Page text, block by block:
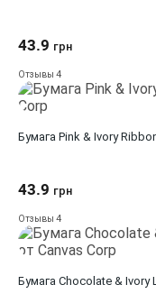
43.9 грн
Отзывы 4
Бумага Pink & Ivory
43.9 грн
Отзывы 4
Бумага Chocolate & Ivory